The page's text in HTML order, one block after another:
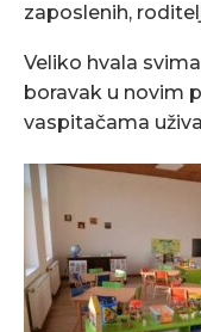
zaposlenih,
Veliko hvala
boravak u novim
vaspitačama